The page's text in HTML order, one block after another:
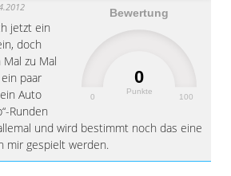
Bewertung
0
Punkte
0 100
jetzt ein
doch
zu Mal
paar
Auto
Runden
und wird bestimmt noch das eine
mir gespielt werden.